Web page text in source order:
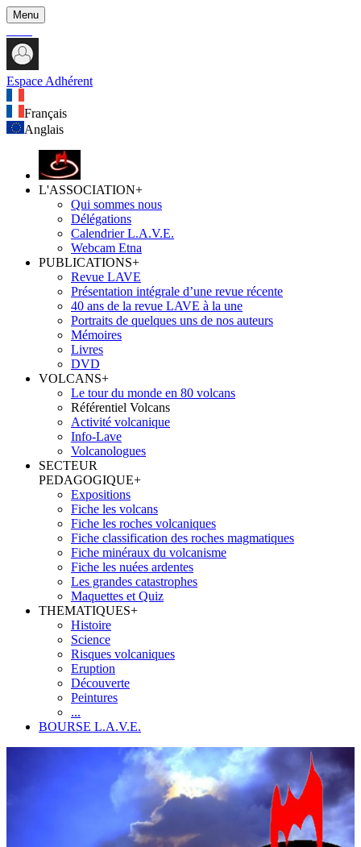
Menu
Espace Adhérent
Français
Anglais
L'ASSOCIATION+
Qui sommes nous
Délégations
Calendrier L.A.V.E.
Webcam Etna
PUBLICATIONS+
Revue LAVE
Présentation intégrale d’une revue récente
40 ans de la revue LAVE à la une
Portraits de quelques uns de nos auteurs
Mémoires
Livres
DVD
VOLCANS+
Le tour du monde en 80 volcans
Référentiel Volcans
Activité volcanique
Info-Lave
Volcanologues
SECTEUR
PEDAGOGIQUE+
Expositions
Fiche les volcans
Fiche les roches volcaniques
Fiche classification des roches magmatiques
Fiche minéraux du volcanisme
Fiche les nuées ardentes
Les grandes catastrophes
Maquettes et Quiz
THEMATIQUES+
Histoire
Science
Risques volcaniques
Eruption
Découverte
Peintures
...
BOURSE L.A.V.E.